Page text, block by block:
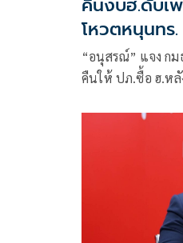
คืนงบฮ.ดับเพลิงให้
โหวตหนุนทร.
“อนุสรณ์” แจง กม
คืนให้ ปภ.ซื้อ ฮ.ห